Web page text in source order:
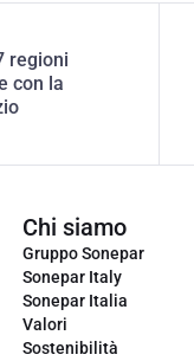
regioni
con la
Chi siamo
Gruppo Sonepar
Sonepar Italy
Sonepar Italia
Valori
Sostenibilità